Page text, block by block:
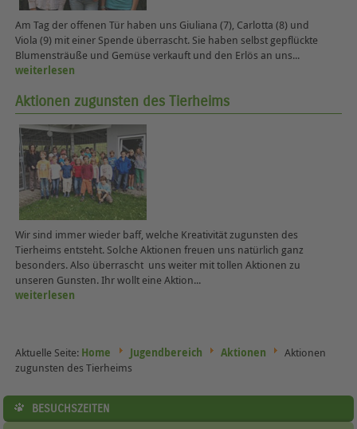
Am Tag der offenen Tür haben uns Giuliana (7), Carlotta (8) und
Viola (9) mit einer Spende überrascht. Sie haben selbst gepflückte
Blumensträuße und Gemüse verkauft und den Erlös an uns...
weiterlesen
Aktionen zugunsten des Tierheims
Wir sind immer wieder baff, welche Kreativität zugunsten des
Tierheims entsteht. Solche Aktionen freuen uns natürlich ganz
besonders. Also überrascht uns weiter mit tollen Aktionen zu
unseren Gunsten. Ihr wollt eine Aktion...
weiterlesen
Aktuelle Seite: Home Jugendbereich Aktionen
Aktionen
zugunsten des Tierheims
BESUCHSZEITEN